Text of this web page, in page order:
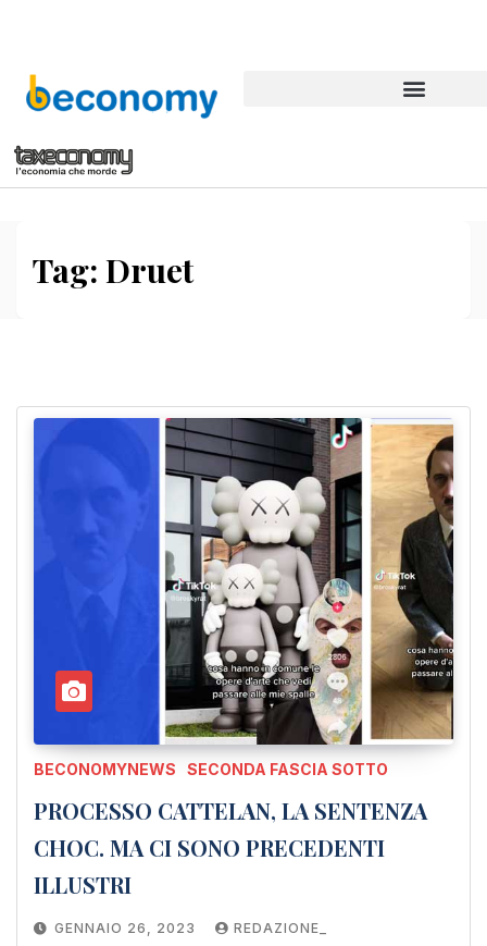
Tag: Druet
BECONOMYNEWS SECONDA FASCIA SOTTO
PROCESSO CATTELAN, LA SENTENZA
CHOC. MA CI SONO PRECEDENTI
ILLUSTRI
GENNAIO 26, 2023 REDAZIONE_